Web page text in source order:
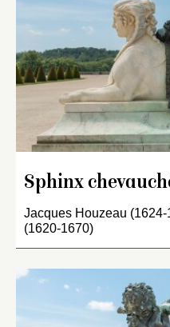
Sphinx
Jacques Houzeau
(1620-1670)